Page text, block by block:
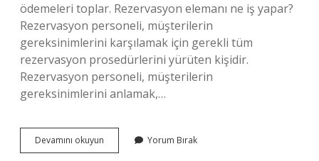
ödemeleri toplar. Rezervasyon elemanı ne iş yapar?
Rezervasyon personeli, müşterilerin
gereksinimlerini karşılamak için gerekli tüm
rezervasyon prosedürlerini yürüten kişidir.
Rezervasyon personeli, müşterilerin
gereksinimlerini anlamak,…
Devamını okuyun Rezervasyon
Yapan
Yorum Bırak